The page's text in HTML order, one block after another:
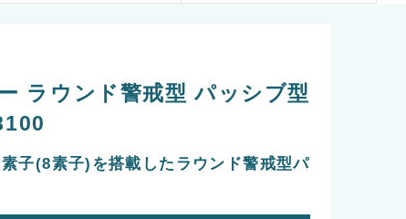
ラウンド警戒型 パッシブ型
子(8素子)を搭載したラウンド警戒型パ